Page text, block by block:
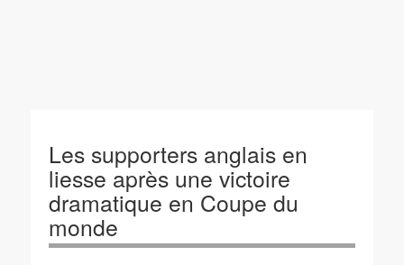
Les supporters anglais en
liesse après une victoire
dramatique en Coupe du
monde